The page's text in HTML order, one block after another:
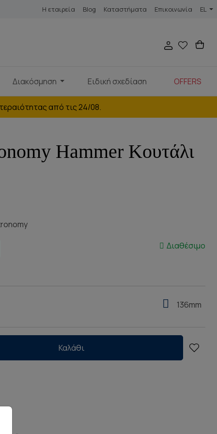
Η εταιρεία Blog Καταστήματα Επικοινωνία EL
Διακόσμηση Ειδική σχεδίαση OFFERS
από τις 24/08.
Hammer Κουτάλι
Διαθέσιμο
136mm
Καλάθι